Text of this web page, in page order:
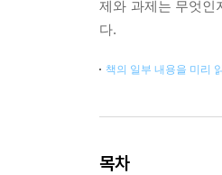
제와 과제는 무엇인
다.
책의 일부 내용을 미리
목차